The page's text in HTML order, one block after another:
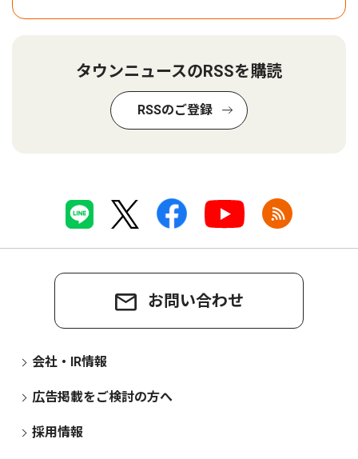
タウンニュースのRSSを購読
RSSのご登録
お問い合わせ
会社・IR情報
広告掲載をご検討の方へ
採用情報